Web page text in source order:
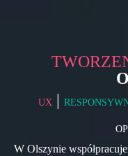
UX |
W Olszynie